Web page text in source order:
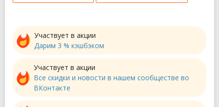
Участвует в акции
Дарим 3 % кэшбэком
Участвует в акции
Все скидки и новости в нашем сообществе во
ВКонтакте